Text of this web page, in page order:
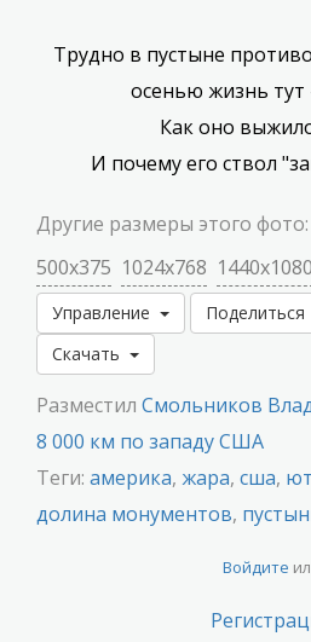
Трудно в пустыне
осенью жизнь тут
Как оно
И почему его ствол
Другие размеры этого фото:
500x375 1024x768 1440x1080
Управление
Поделиться
Скачать
Разместил Смольников
8 000 км по западу США
Теги: америка, жара, сша,
долина монументов,
Войдите